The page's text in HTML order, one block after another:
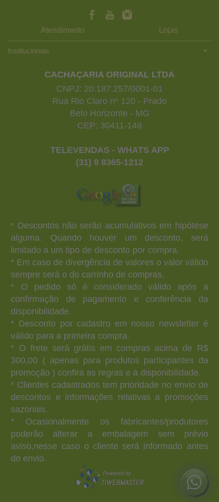
Atendimento Lojas
Institucionais
CACHAÇARIA ORIGINAL LTDA
CNPJ: 20.187.257/0001-01
Rua Rio Claro nº 120 - Prado
Belo Horizonte - MG
CEP: 30411-148
TELEVENDAS - WHATS APP
(31) 9 8365-1212
* Descontos não serão acumulativos em hipótese
alguma. Quando houver um desconto, será
limitado a um tipo de desconto por compra.
* Em caso de divergência de valores o valor válido
sempre será o do carrinho de compras.
* O pedido só é considerado válido após a
confirmação de pagamento e conferência da
disponibilidade.
* Desconto por cadastro em nosso newsletter é
válido para a primeira compra.
* O frete será grátis em compras acima de R$
300,00 ( apenas para produtos participantes da
promoção ) confira as regras e a disponibilidade.
* Clientes cadastrados tem prioridade no envio de
descontos e informações relativas a promoções
sazonais.
* Ocasionalmente os fabricantes/produtores
poderão alterar a embalagem sem prévio
aviso,nesse caso o cliente será informado antes
do envio.